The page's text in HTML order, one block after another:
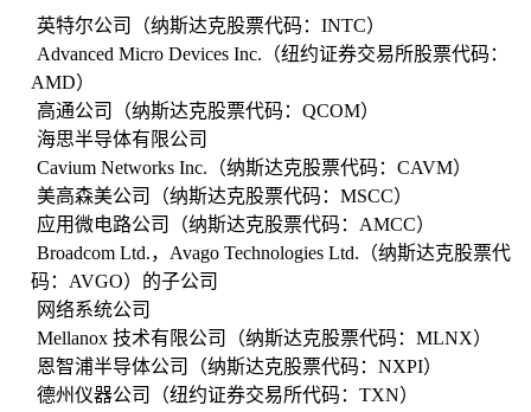
英特尔公司（纳斯达克股票代码：INTC）
Advanced Micro Devices Inc.（纽约证券交易所股票代码：
AMD）
高通公司（纳斯达克股票代码：QCOM）
海思半导体有限公司
Cavium Networks Inc.（纳斯达克股票代码：CAVM）
美高森美公司（纳斯达克股票代码：MSCC）
应用微电路公司（纳斯达克股票代码：AMCC）
Broadcom Ltd.，Avago Technologies Ltd.（纳斯达克股票代
码：AVGO）的子公司
网络系统公司
Mellanox 技术有限公司（纳斯达克股票代码：MLNX）
恩智浦半导体公司（纳斯达克股票代码：NXPI）
德州仪器公司（纽约证券交易所代码：TXN）